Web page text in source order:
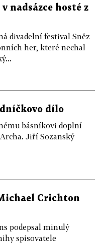
nadsázce hosté z
divadelní festival Sněz
her, které nechal
dílo
básníkovi doplní
Jiří Sozanský
Crichton
podepsal minulý
spisovatele